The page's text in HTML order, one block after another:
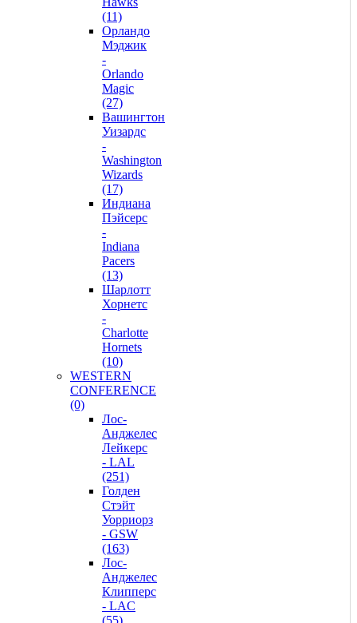
(11)
Орландо
Мэджик
-
Orlando
Magic
(27)
Вашингтон
Уизардс
-
Washington
Wizards
(17)
Индиана
Пэйсерс
-
Indiana
Pacers
(13)
Шарлотт
Хорнетс
-
Charlotte
Hornets
(10)
WESTERN
CONFERENCE
(0)
Лос-
Анджелес
Лейкерс
- LAL
(251)
Голден
Стэйт
Уорриорз
- GSW
(163)
Лос-
Анджелес
Клипперс
- LAC
(55)